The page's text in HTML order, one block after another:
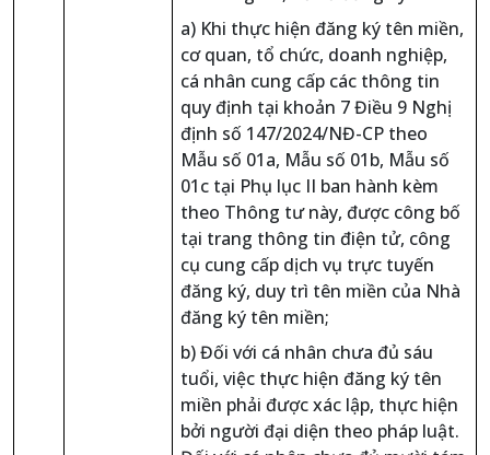
a) Khi thực hiện đăng ký tên miền,
cơ quan, tổ chức, doanh nghiệp,
cá nhân cung cấp các thông tin
quy định tại khoản 7 Điều 9 Nghị
định số 147/2024/NĐ-CP theo
Mẫu số 01a, Mẫu số 01b, Mẫu số
01c tại Phụ lục II ban hành kèm
theo Thông tư này, được công bố
tại trang thông tin điện tử, công
cụ cung cấp dịch vụ trực tuyến
đăng ký, duy trì tên miền của Nhà
đăng ký tên miền;
b) Đối với cá nhân chưa đủ sáu
tuổi, việc thực hiện đăng ký tên
miền phải được xác lập, thực hiện
bởi người đại diện theo pháp luật.